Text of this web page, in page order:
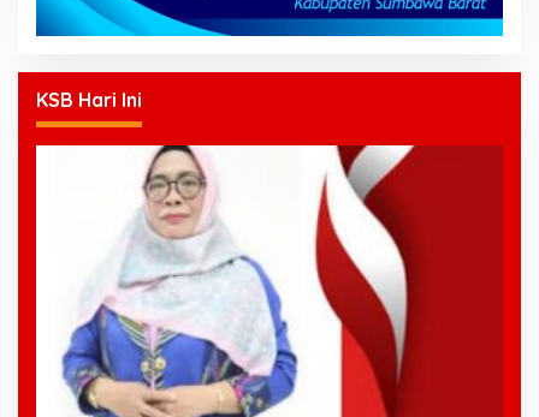
KSB Hari Ini